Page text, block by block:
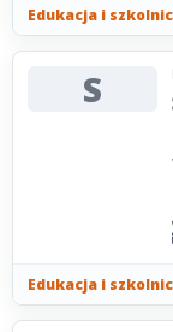
Edukacja i
S
Edukacja i